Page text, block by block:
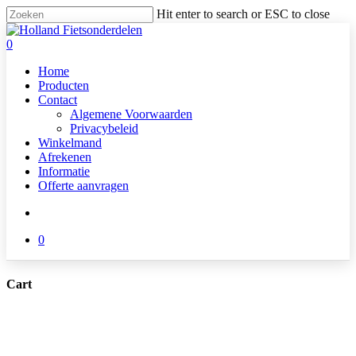
Skip
to
main
Hit enter to search or ESC to close
Close
Search
search
0
Home
Producten
Contact
Algemene Voorwaarden
Privacybeleid
Winkelmand
Afrekenen
Informatie
Offerte aanvragen
0
Cart